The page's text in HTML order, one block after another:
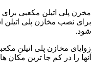
مخزن پلی اتیلن مکعبی
برای نصب مخازن پلی اتیلن
شود.
زوایای مخازن پلی اتیلن
آنها را در کم جا ترین مکان